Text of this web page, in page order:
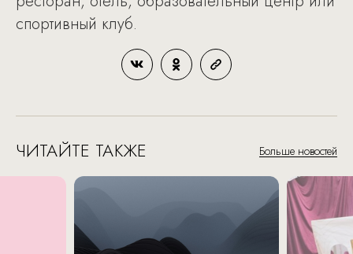
спортивный клуб.
ЧИТАЙТЕ ТАКЖЕ Больше новостей